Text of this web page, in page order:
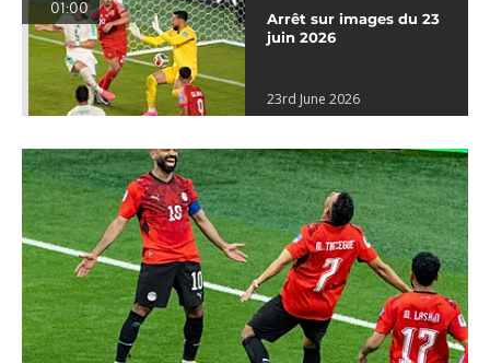
01:00
Arrêt sur images du 23
juin 2026
23rd June 2026